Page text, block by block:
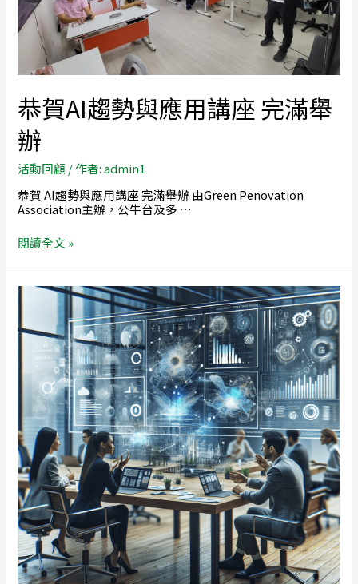
恭賀AI趨勢與應用講座 完滿舉
辦
活動回顧 / 作者:admin1
恭賀 AI趨勢與應用講座 完滿舉辦 由Green Penovation
Association主辦，公牛台及多 …
閱讀全文 »